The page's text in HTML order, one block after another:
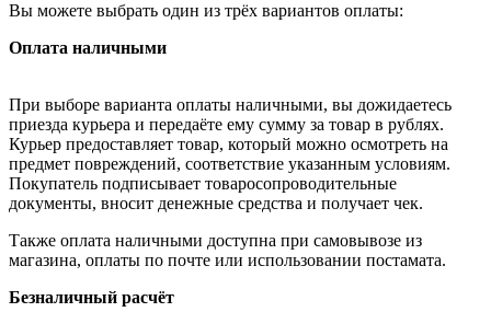
Вы можете выбрать один из трёх вариантов оплаты:
Оплата наличными
При выборе варианта оплаты наличными, вы дожидаетесь
приезда курьера и передаёте ему сумму за товар в рублях.
Курьер предоставляет товар, который можно осмотреть на
предмет повреждений, соответствие указанным условиям.
Покупатель подписывает товаросопроводительные
документы, вносит денежные средства и получает чек.
Также оплата наличными доступна при самовывозе из
магазина, оплаты по почте или использовании постамата.
Безналичный расчёт